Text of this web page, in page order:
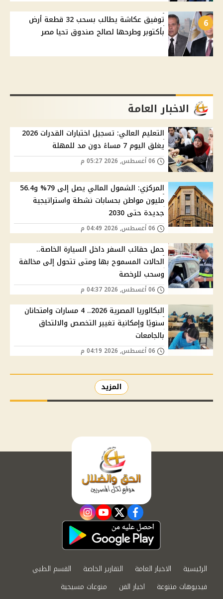
6
توفيق عكاشة يطالب بسحب 32 قطعة أرض
بأكتوبر وطرحها لصالح صندوق تحيا مصر
الاخبار العامة
التعليم العالي: تسجيل اختبارات القدرات 2026
يغلق اليوم 7 مساءً دون مد للمهلة
المركزي: الشمول المالي يصل إلى 79% و56.4
مليون مواطن بحسابات نشطة واستراتيجية
جديدة حتى 2030
حمل حقائب السفر داخل السيارة الخاصة..
الحالات المسموح بها ومتى تتحول إلى مخالفة
وسحب للرخصة
البكالوريا المصرية 2026.. 4 مسارات وامتحانان
سنويًا وإمكانية تغيير التخصص والالتحاق
بالجامعات
المزيد
facebook
twitter
youtube
instagram
الرئيسية الاخبار العامة التقارير الخاصة
القسم الطبي
فيديوهات متنوعة
اخبار الفن
منوعات مسيحية